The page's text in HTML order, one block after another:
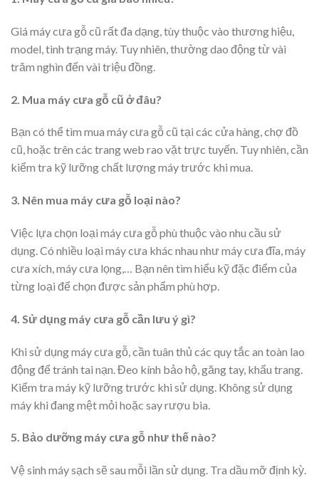
Giá máy cưa gỗ cũ rất đa dạng, tùy thuộc vào thương hiệu,
model, tình trạng máy. Tuy nhiên, thường dao động từ vài
trăm nghìn đến vài triệu đồng.
2. Mua máy cưa gỗ cũ ở đâu?
Bạn có thể tìm mua máy cưa gỗ cũ tại các cửa hàng, chợ đồ
cũ, hoặc trên các trang web rao vặt trực tuyến. Tuy nhiên, cần
kiểm tra kỹ lưỡng chất lượng máy trước khi mua.
3. Nên mua máy cưa gỗ loại nào?
Việc lựa chọn loại máy cưa gỗ phù thuộc vào nhu cầu sử
dụng. Có nhiều loại máy cưa khác nhau như máy cưa đĩa, máy
cưa xích, máy cưa lọng,… Bạn nên tìm hiểu kỹ đặc điểm của
từng loại để chọn được sản phẩm phù hợp.
4. Sử dụng máy cưa gỗ cần lưu ý gì?
Khi sử dụng máy cưa gỗ, cần tuân thủ các quy tắc an toàn lao
động để tránh tai nạn. Đeo kính bảo hộ, găng tay, khẩu trang.
Kiểm tra máy kỹ lưỡng trước khi sử dụng. Không sử dụng
máy khi đang mệt mỏi hoặc say rượu bia.
5. Bảo dưỡng máy cưa gỗ như thế nào?
Vệ sinh máy sạch sẽ sau mỗi lần sử dụng. Tra dầu mỡ định kỳ.